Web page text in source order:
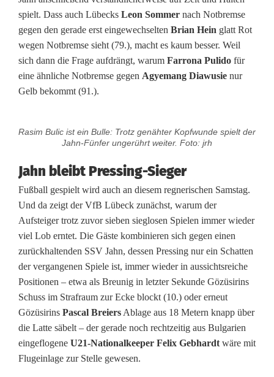
e
i
t
e
n
c
h
K
a
r
t
e
n
o
spielt. Dass auch Lübecks Leon Sommer nach Notbremse
gegen den gerade erst eingewechselten Brian Hein glatt Rot
wegen Notbremse sieht (79.), macht es kaum besser. Weil
sich dann die Frage aufdrängt, warum Farrona Pulido für
eine ähnliche Notbremse gegen Agyemang Diawusie nur
Gelb bekommt (91.).
Rasim Bulic ist ein Bulle: Trotz genähter Kopfwunde spielt der
Jahn-Fünfer ungerührt weiter. Foto: jrh
Jahn bleibt Pressing-Sieger
Fußball gespielt wird auch an diesem regnerischen Samstag.
Und da zeigt der VfB Lübeck zunächst, warum der
Aufsteiger trotz zuvor sieben sieglosen Spielen immer wieder
viel Lob erntet. Die Gäste kombinieren sich gegen einen
zurückhaltenden SSV Jahn, dessen Pressing nur ein Schatten
der vergangenen Spiele ist, immer wieder in aussichtsreiche
Positionen – etwa als Breunig in letzter Sekunde Gözüsirins
Schuss im Strafraum zur Ecke blockt (10.) oder erneut
Gözüsirins Pascal Breiers Ablage aus 18 Metern knapp über
die Latte säbelt – der gerade noch rechtzeitig aus Bulgarien
eingeflogene U21-Nationalkeeper Felix Gebhardt wäre mit
Flugeinlage zur Stelle gewesen.